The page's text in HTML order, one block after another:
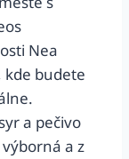
Nea
kde budete
a pečivo
a z